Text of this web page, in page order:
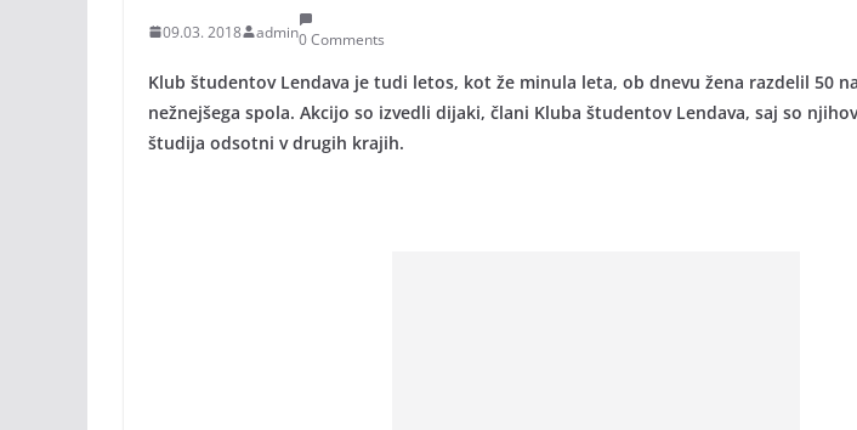
09.03. 2018 admin0 Comments
Klub študentov Lendava je tudi letos, kot že minula leta, ob dnevu žena razdelil 50
nežnejšega spola. Akcijo so izvedli dijaki, člani Kluba študentov Lendava, saj so
študija odsotni v drugih krajih.